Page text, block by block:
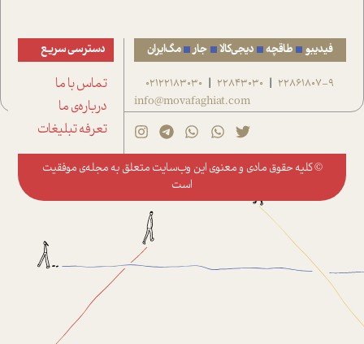
فیدیبو طاقچه دیجی‌کالا جار مگ‌ایران
22861807-9
|
22843030
|
02122183030
info@movafaghiat.com
دسترسی سریع
تماس با ما
درباره‌ی ما
تعرفه تبلیغات
© کلیه حقوق مادی و معنوی این وب‌سایت متعلق به مجله‌ی موفقیت
است